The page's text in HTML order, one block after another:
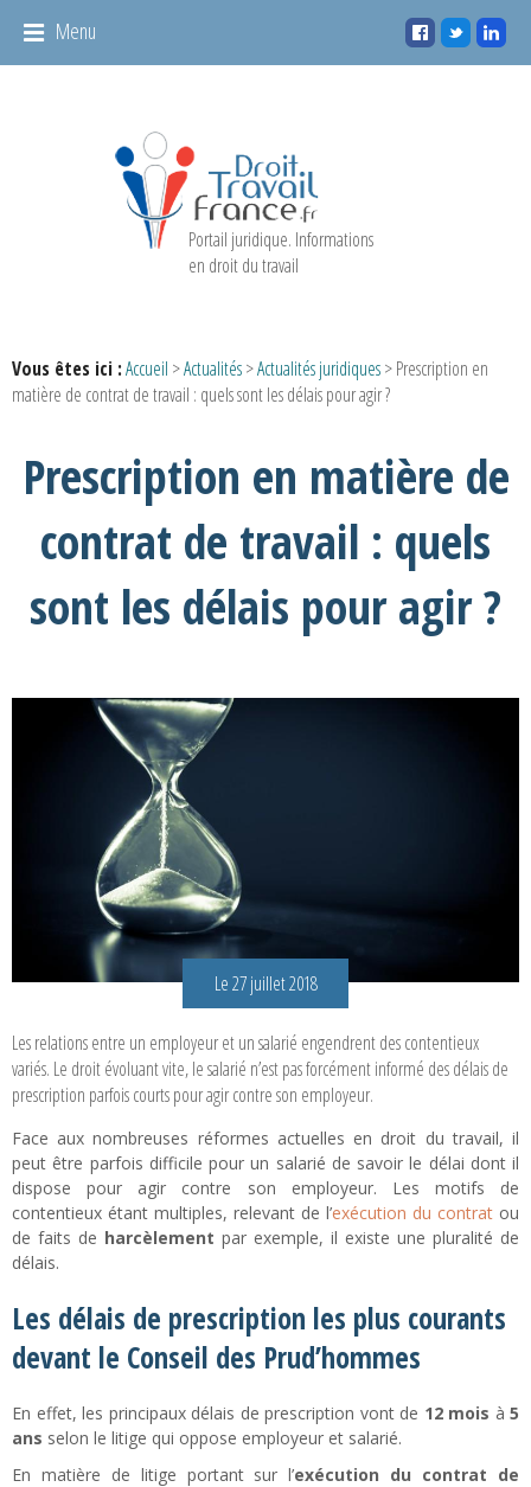
Menu
Portail juridique. Informations
en droit du travail
Vous êtes ici :Accueil >Actualités>Actualités juridiques> Prescription en
matière de contrat de travail : quels sont les délais pour agir ?
Prescription en matière de
contrat de travail : quels
sont les délais pour agir ?
Le 27 juillet 2018
Les relations entre un employeur et un salarié engendrent des contentieux
variés. Le droit évoluant vite, le salarié n’est pas forcément informé des délais de
prescription parfois courts pour agir contre son employeur.
Face aux nombreuses réformes actuelles en droit du travail, il
peut être parfois difficile pour un salarié de savoir le délai dont il
dispose pour agir contre son employeur. Les motifs de
contentieux étant multiples, relevant de l’exécution du contrat ou
de faits de harcèlement par exemple, il existe une pluralité de
délais.
Les délais de prescription les plus courants
devant le Conseil des Prud’hommes
En effet, les principaux délais de prescription vont de 12 mois à 5
ans selon le litige qui oppose employeur et salarié.
En matière de litige portant sur l’exécution du contrat de